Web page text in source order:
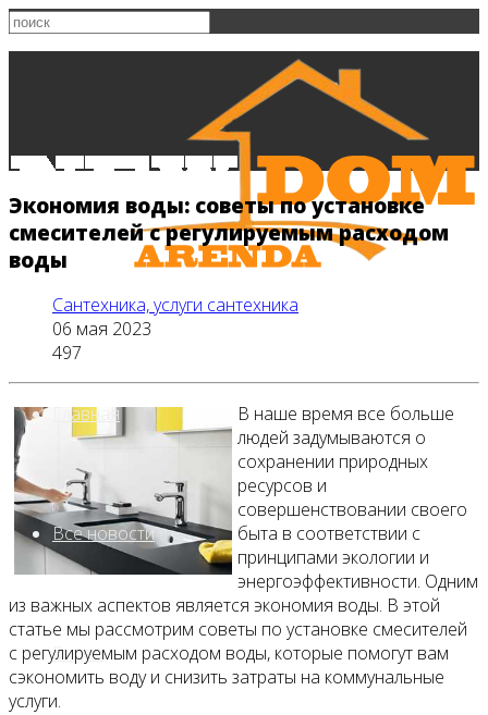
Главная
Все новости
Видео
Экономия воды: советы по установке
смесителей с регулируемым расходом
воды
Сантехника, услуги сантехника
06 мая 2023
497
В наше время все больше
людей задумываются о
сохранении природных
ресурсов и
совершенствовании своего
быта в соответствии с
принципами экологии и
энергоэффективности. Одним
из важных аспектов является экономия воды. В этой
статье мы рассмотрим советы по установке смесителей
с регулируемым расходом воды, которые помогут вам
сэкономить воду и снизить затраты на коммунальные
услуги.